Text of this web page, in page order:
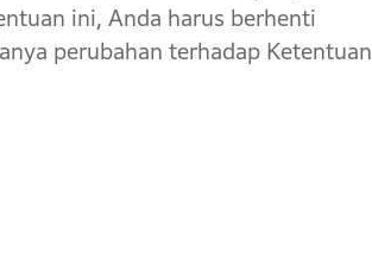
ini, Anda harus berhenti
perubahan terhadap Ketentuan